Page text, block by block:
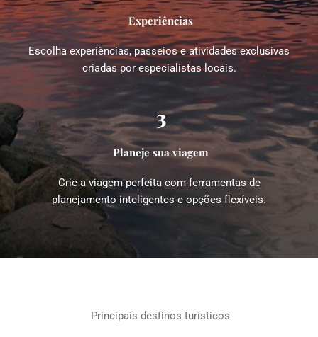
Experiências
Escolha experiências, passeios e atividades exclusivas
criadas por especialistas locais.
3
Planeje sua viagem
Crie a viagem perfeita com ferramentas de
planejamento inteligentes e opções flexíveis.
Principais destinos turísticos